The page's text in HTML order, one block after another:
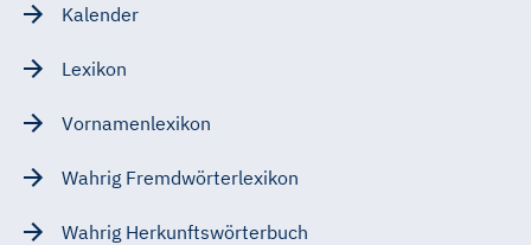
Kalender
Lexikon
Vornamenlexikon
Wahrig Fremdwörterlexikon
Wahrig Herkunftswörterbuch